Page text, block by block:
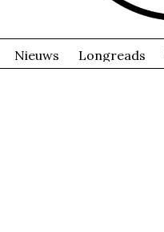
Nieuws Longreads